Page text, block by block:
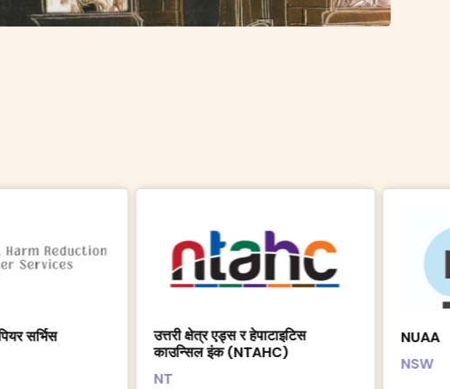
उत्तरी क्षेत्र एड्स र हेपाटाइटिस
NUAA
NSW